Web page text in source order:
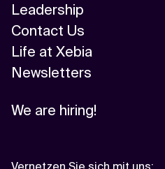
Leadership
Contact Us
Life at Xebia
Newsletters
We are hiring!